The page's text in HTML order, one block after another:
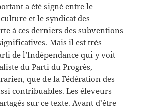
a été signé entre le
et le syndicat des
à ces derniers des subventions
Mais il est très
de l’Indépendance qui y voit
du Parti du Progrès,
que de la Fédération des
contribuables. Les éleveurs
sur ce texte. Avant d’être